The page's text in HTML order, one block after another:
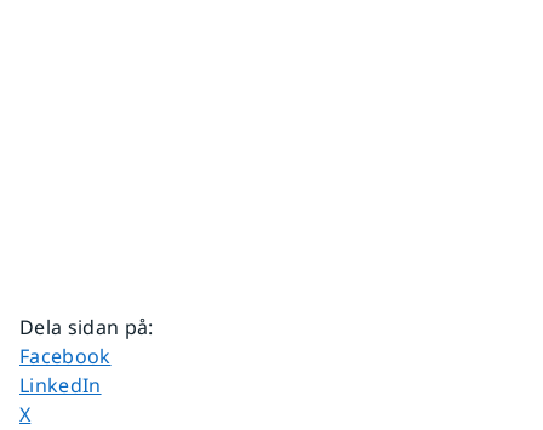
Dela sidan på:
Dela sidan på
Facebook
Dela sidan på
LinkedIn
Dela sidan på
X